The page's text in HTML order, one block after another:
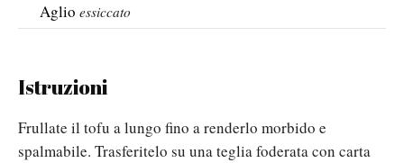
Aglio essiccato
Istruzioni
Frullate il tofu a lungo fino a renderlo morbido e
spalmabile. Trasferitelo su una teglia foderata con carta